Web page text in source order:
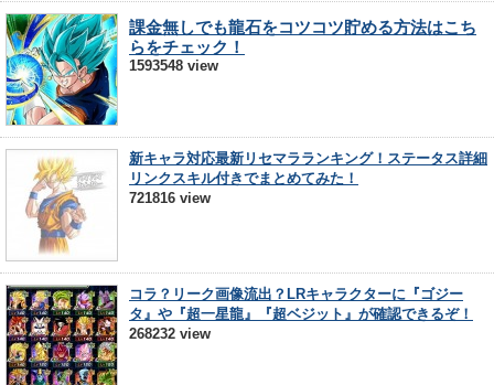
課金無しでも龍石をコツコツ貯める方法はこち
らをチェック！
1593548 view
新キャラ対応最新リセマラランキング！ステータス詳細
リンクスキル付きでまとめてみた！
721816 view
コラ？リーク画像流出？LRキャラクターに『ゴジー
タ』や『超一星龍』『超ベジット』が確認できるぞ！
268232 view